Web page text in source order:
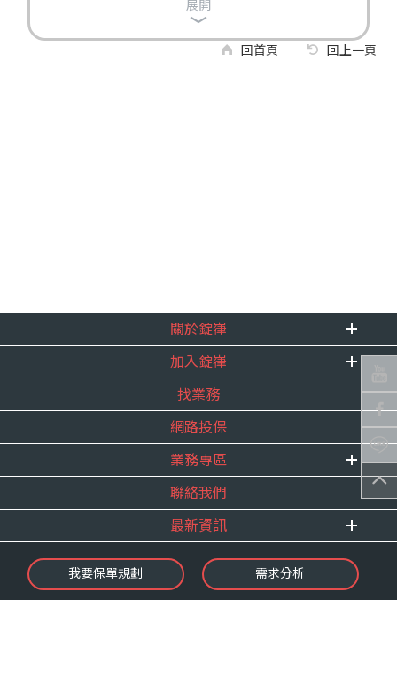
展開
回首頁 回上一頁
關於錠嵂
企業資訊
重要事跡
得獎紀錄
服務宣言
合作夥伴
加入錠嵂
內勤招聘
精英招募
年度增員計畫
找業務
網路投保
業務專區
E 線資源網
聯絡我們
最新資訊
最新消息
錠嵂焦點
我要保單規劃 需求分析